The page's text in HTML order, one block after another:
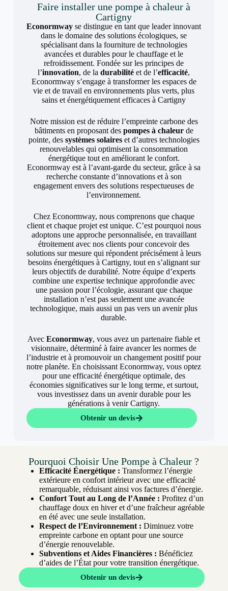
Faire installer une pompe à chaleur à
Cartigny
Econormway se distingue en tant que leader innovant
dans le domaine des solutions écologiques, se
spécialisant dans la fourniture de technologies
avancées et durables pour le chauffage et le
refroidissement. Fondée sur les principes de
l’innovation, de ladurabilité et de l’efficacité,
Econormway s’engage à transformer les espaces de
vie et de travail en environnements plus verts, plus
sains et énergétiquement efficaces à Cartigny
Notre mission est de réduire l’empreinte carbone des
bâtiments en proposant des pompes à chaleurde
pointe, des systèmes solaireset d’autres technologies
renouvelables qui optimisent la consommation
énergétique tout en améliorant le confort.
Econormway est à l’avant-garde du secteur, grâce à sa
recherche constante d’innovations et à son
engagement envers des solutions respectueuses de
l’environnement.
Chez Econormway, nous comprenons que chaque
client et chaque projet est unique. C’est pourquoi nous
adoptons une approche personnalisée, en travaillant
étroitement avec nos clients pour concevoir des
solutions sur mesure qui répondent précisément à leurs
besoins énergétiques à Cartigny, tout en s’alignant sur
leurs objectifs de durabilité. Notre équipe d’experts
combine une expertise technique approfondie avec
une passion pour l’écologie, assurant que chaque
installation n’est pas seulement une avancée
technologique, mais aussi un pas vers un avenir plus
durable.
AvecEconormway, vous avez un partenaire fiable et
visionnaire, déterminé à faire avancer les normes de
l’industrie et à promouvoir un changement positif pour
notre planète. En choisissant Econormway, vous optez
pour une efficacité énergétique optimale, des
économies significatives sur le long terme, et surtout,
vous investissez dans un avenir durable pour les
générations à venir Cartigny.
Obtenir un devis
Pourquoi Choisir Une Pompe à Chaleur ?
Efficacité Énergétique : Transformez l’énergie
extérieure en confort intérieur avec une efficacité
remarquable, réduisant ainsi vos factures d’énergie.
Confort Tout au Long de l’Année : Profitez d’un
chauffage doux en hiver et d’une fraîcheur agréable
en été avec une seule installation.
Respect de l’Environnement : Diminuez votre
empreinte carbone en optant pour une source
d’énergie renouvelable.
Subventions et Aides Financières : Bénéficiez
d’aides de l’État pour votre transition énergétique.
Obtenir un devis